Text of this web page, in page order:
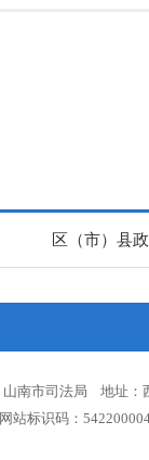
区（市）县
山南市司法局 地址：
站标识码：